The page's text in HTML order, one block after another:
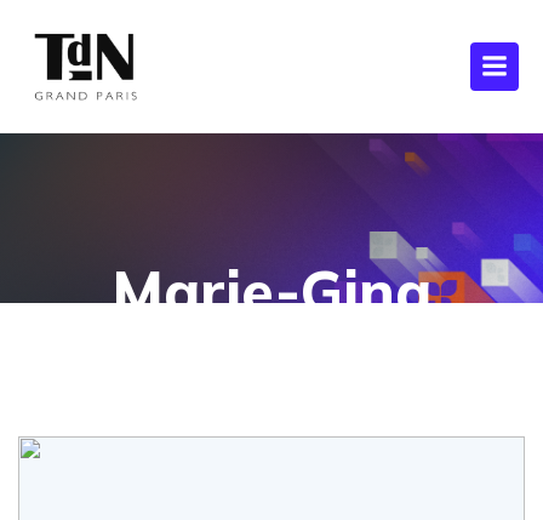
Marie-Gina